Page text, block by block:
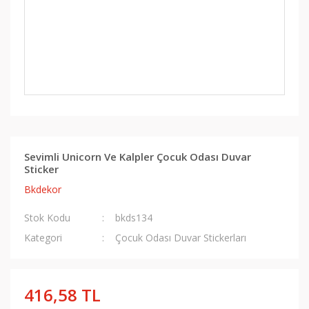
Sevimli Unicorn Ve Kalpler Çocuk Odası Duvar
Sticker
Bkdekor
Stok Kodu
bkds134
Kategori
Çocuk Odası Duvar Stickerları
416,58 TL